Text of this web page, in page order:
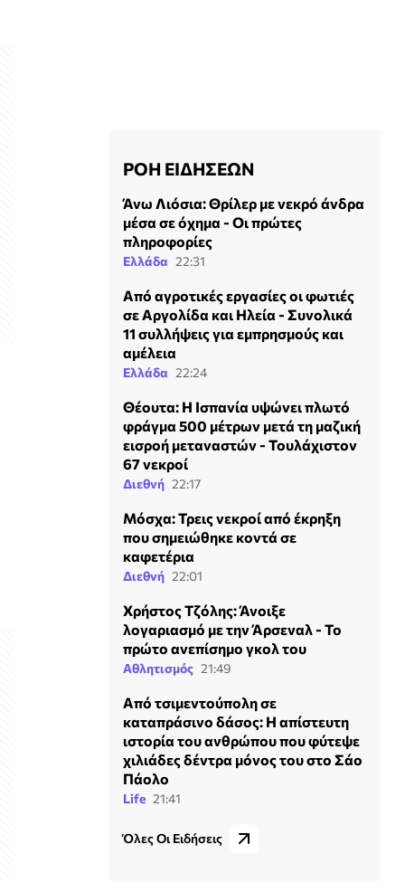
ΡΟΗ ΕΙΔΗΣΕΩΝ
Άνω Λιόσια: Θρίλερ με νεκρό άνδρα
μέσα σε όχημα - Οι πρώτες
πληροφορίες
Ελλάδα 22:31
Από αγροτικές εργασίες οι φωτιές
σε Αργολίδα και Ηλεία - Συνολικά
11 συλλήψεις για εμπρησμούς και
αμέλεια
Ελλάδα 22:24
Θέουτα: Η Ισπανία υψώνει πλωτό
φράγμα 500 μέτρων μετά τη μαζική
εισροή μεταναστών - Τουλάχιστον
67 νεκροί
Διεθνή 22:17
Μόσχα: Τρεις νεκροί από έκρηξη
που σημειώθηκε κοντά σε
καφετέρια
Διεθνή 22:01
Χρήστος Τζόλης: Άνοιξε
λογαριασμό με την Άρσεναλ - Το
πρώτο ανεπίσημο γκολ του
Αθλητισμός 21:49
Από τσιμεντούπολη σε
καταπράσινο δάσος: Η απίστευτη
ιστορία του ανθρώπου που φύτεψε
χιλιάδες δέντρα μόνος του στο Σάο
Πάολο
Life 21:41
Όλες Οι Ειδήσεις